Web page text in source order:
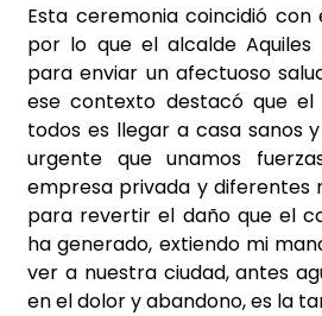
Esta ceremonia coincidió
por lo que el alcalde Aquiles
para enviar un afectuoso
ese contexto destacó que el
todos es llegar a casa sanos
urgente que unamos
empresa privada y diferentes
para revertir el daño que el
ha generado, extiendo mi
ver a nuestra ciudad, antes
en el dolor y abandono, es la